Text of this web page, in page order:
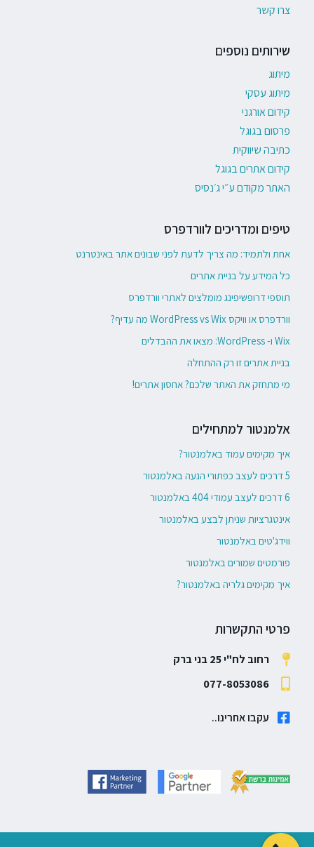
צרו קשר
שירותים נוספים
מיתוג
מיתוג עסקי
קידום אורגני
פרסום בגוגל
כתיבה שיווקית
קידום אתרים בגוגל
האתר מקודם ע״י ג׳נסיס
טיפים ומדריכים לוורדפרס
אחת ולתמיד: מה צריך לדעת לפני שבונים אתר באינטרנט
כל המידע על בניית אתרים
תוספי דרופשיפינג מומלצים לאתרי וורדפרס
וורדפרס או וויקס WordPress vs Wix מה עדיף?
Wix ו- WordPress: מצאו את ההבדלים
בניית אתרים זו רק ההתחלה
מי מתחזק את האתר שלכם? אחסון אתרים!
אלמנטור למתחילים
איך מקימים עמוד באלמנטור?
5 דרכים לעצב כפתורי הנעה באלמנטור
6 דרכים לעצב עמודי 404 באלמנטור
אינטגרציות שניתן לבצע באלמנטור
ווידג'טים באלמנטור
פורמטים שמורים באלמנטור
איך מקימים גלריה באלמנטור?
פרטי התקשרות
רחוב לח"י 25 בני ברק
077-8053086
עקבו אחרינו..